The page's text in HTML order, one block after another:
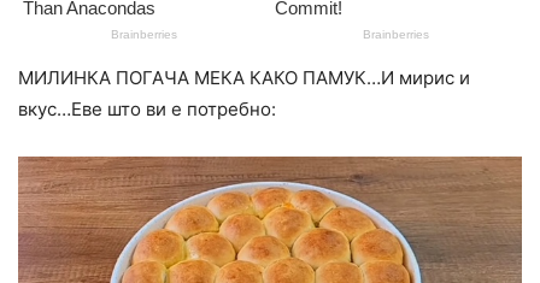
МИЛИНКА ПОГАЧА МЕКА КАКО ПАМУК…И мирис и
вкус…Еве што ви е потребно: